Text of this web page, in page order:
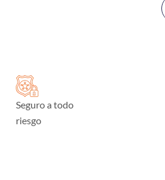
Seguro a todo
riesgo